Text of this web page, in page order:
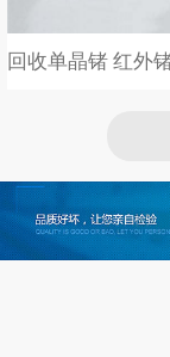
回收单晶锗 红外